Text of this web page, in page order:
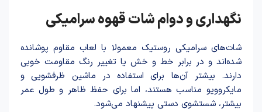
نگهداری و دوام شات قهوه سرامیکی
شات‌های سرامیکی روستیک معمولا با لعاب مقاوم پوشانده
شده‌اند و در برابر خط و خش یا تغییر رنگ مقاومت خوبی
دارند. بیشتر آن‌ها برای استفاده در ماشین ظرفشویی و
مایکروویو مناسب هستند، اما برای حفظ ظاهر و طول عمر
بیشتر، شستشوی دستی پیشنهاد می‌شود.